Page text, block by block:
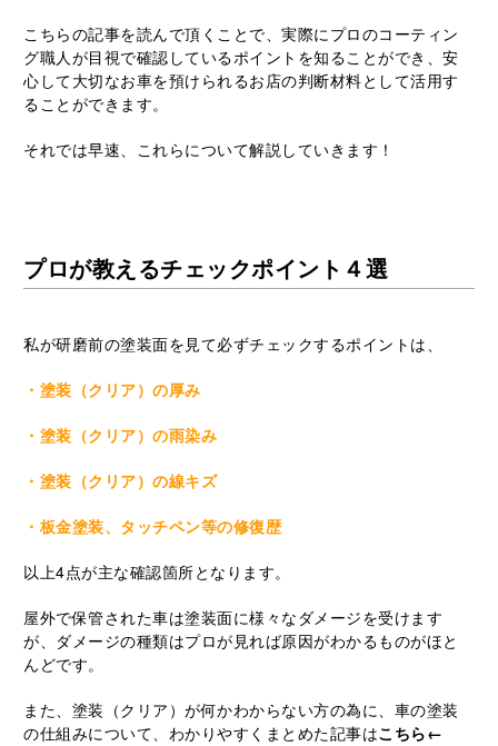
こちらの記事を読んで頂くことで、実際にプロのコーティン
グ職人が目視で確認しているポイントを知ることができ、安
心して大切なお車を預けられるお店の判断材料として活用す
ることができます。
それでは早速、これらについて解説していきます！
プロが教えるチェックポイント４選
私が研磨前の塗装面を見て必ずチェックするポイントは、
・塗装（クリア）の厚み
・塗装（クリア）の雨染み
・塗装（クリア）の線キズ
・板金塗装、タッチペン等の修復歴
以上4点が主な確認箇所となります。
屋外で保管された車は塗装面に様々なダメージを受けます
が、ダメージの種類はプロが見れば原因がわかるものがほと
んどです。
また、塗装（クリア）が何かわからない方の為に、車の塗装
の仕組みについて、わかりやすくまとめた記事はこちら←